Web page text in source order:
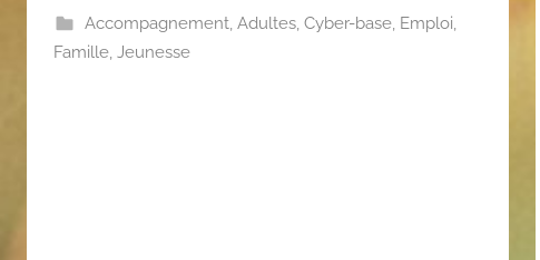
Accompagnement, Adultes, Cyber-base, Emploi,
Famille, Jeunesse